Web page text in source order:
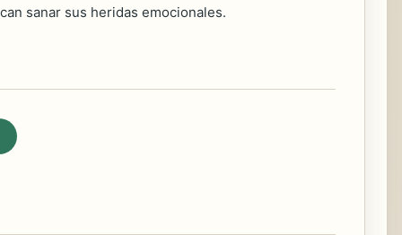
sanar sus heridas emocionales.